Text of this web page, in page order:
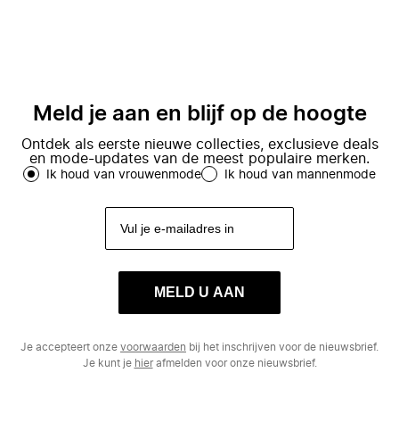
Meld je aan en blijf op de hoogte
Ontdek als eerste nieuwe collecties, exclusieve deals
en mode-updates van de meest populaire merken.
Ik houd van vrouwenmode Ik houd van mannenmode
MELD U AAN
Je accepteert onze voorwaarden bij het inschrijven voor de nieuwsbrief.
Je kunt je hierafmelden voor onze nieuwsbrief.